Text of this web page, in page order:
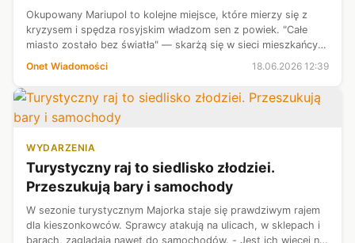
Okupowany Mariupol to kolejne miejsce, które mierzy się z
kryzysem i spędza rosyjskim władzom sen z powiek. "Całe
miasto zostało bez światła" — skarżą się w sieci mieszkańcy,
którzy twierdzą, że nie mają elektryczności już od 10 dni.
Onet Wiadomości 18.06.2026 12:39
WYDARZENIA
Turystyczny raj to siedlisko złodziei.
Przeszukują bary i samochody
W sezonie turystycznym Majorka staje się prawdziwym rajem
dla kieszonkowców. Sprawcy atakują na ulicach, w sklepach i
barach, zaglądają nawet do samochodów. - Jest ich więcej niż